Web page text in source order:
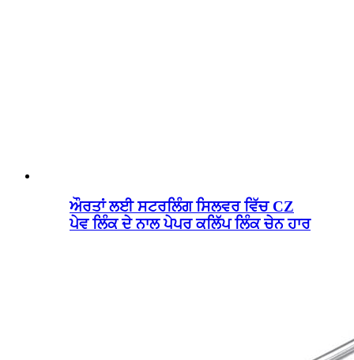
ਔਰਤਾਂ ਲਈ ਸਟਰਲਿੰਗ ਸਿਲਵਰ ਵਿੱਚ CZ
ਪੇਵ ਲਿੰਕ ਦੇ ਨਾਲ ਪੇਪਰ ਕਲਿੱਪ ਲਿੰਕ ਚੇਨ ਹਾਰ